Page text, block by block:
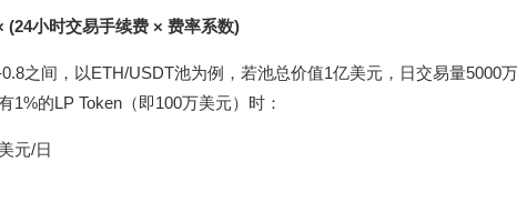
小时交易手续费 × 费率系数)
之间，以ETH/USDT池为例，若池总价值1亿美元，日交易量5000
的LP Token（即100万美元）时：
元/日